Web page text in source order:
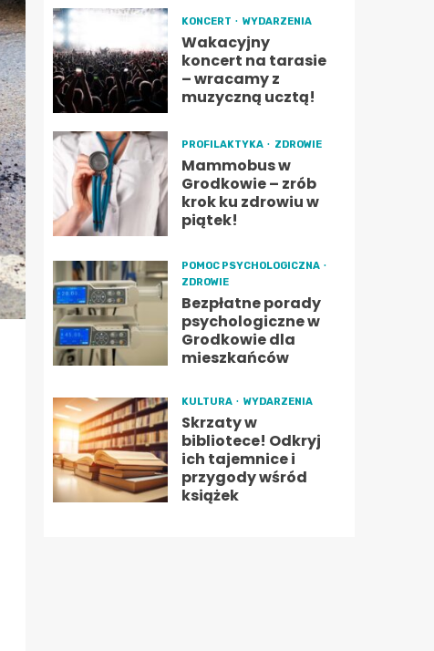
KONCERT WYDARZENIA
Wakacyjny
koncert na tarasie
– wracamy z
muzyczną ucztą!
PROFILAKTYKA ZDROWIE
Mammobus w
Grodkowie – zrób
krok ku zdrowiu w
piątek!
POMOC PSYCHOLOGICZNA
ZDROWIE
Bezpłatne porady
psychologiczne w
Grodkowie dla
mieszkańców
KULTURA WYDARZENIA
Skrzaty w
bibliotece! Odkryj
ich tajemnice i
przygody wśród
książek